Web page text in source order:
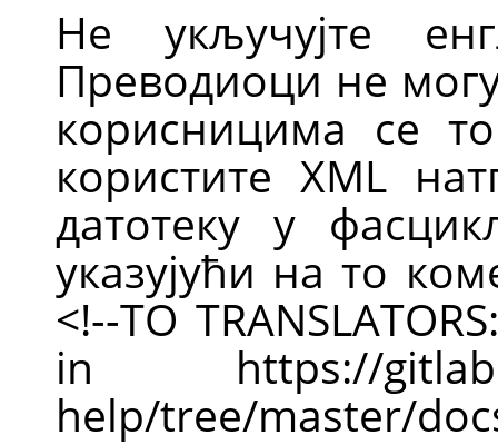
Не укључујте
Преводиоци не
корисницима се
користите XML
датотеку у
указујући на то
<!--TO
in https://
help/tree/master/